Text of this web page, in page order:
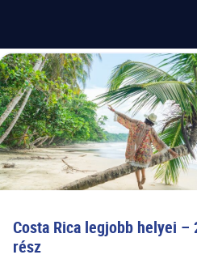
Costa Rica legjobb helyei –
rész